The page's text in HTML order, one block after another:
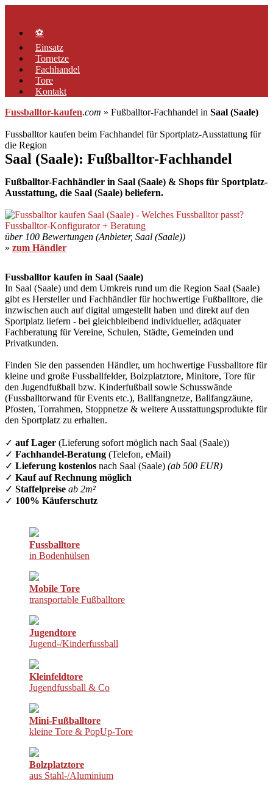
springen⚽
Einsatz
Tornetze
Fachhandel
Tore
Kontakt
Fussballtor-kaufen.com » Fußballtor-Fachhandel in Saal (Saale)
Fussballtor kaufen beim Fachhandel für Sportplatz-Ausstattung für
die Region
Saal (Saale): Fußballtor-Fachhandel
Fußballtor-Fachhändler in Saal (Saale) & Shops für Sportplatz-
Ausstattung, die Saal (Saale) beliefern.
über 100 Bewertungen (Anbieter, Saal (Saale))
» zum Händler
Fussballtor kaufen in Saal (Saale)
In Saal (Saale) und dem Umkreis rund um die Region Saal (Saale)
gibt es Hersteller und Fachhändler für hochwertige Fußballtore, die
inzwischen auch auf digital umgestellt haben und direkt auf den
Sportplatz liefern - bei gleichbleibend individueller, adäquater
Fachberatung für Vereine, Schulen, Städte, Gemeinden und
Privatkunden.
Finden Sie den passenden Händler, um hochwertige Fussballtore für
kleine und große Fussballfelder, Bolzplatztore, Minitore, Tore für
den Jugendfußball bzw. Kinderfußball sowie Schusswände
(Fussballtorwand für Events etc.), Ballfangnetze, Ballfangzäune,
Pfosten, Torrahmen, Stoppnetze & weitere Ausstattungsprodukte für
den Sportplatz zu erhalten.
✓ auf Lager (Lieferung sofort möglich nach Saal (Saale))
✓ Fachhandel-Beratung (Telefon, eMail)
✓ Lieferung kostenlos nach Saal (Saale) (ab 500 EUR)
✓ Kauf auf Rechnung möglich
✓ Staffelpreise ab 2m²
✓ 100% Käuferschutz
Fussballtore
in Bodenhülsen
Mobile Tore
transportable Fußballtore
Jugendtore
Jugend-/Kinderfussball
Kleinfeldtore
Jugendfussball & Co
Mini-Fußballtore
kleine Tore & PopUp-Tore
Bolzplatztore
aus Stahl-/Aluminium